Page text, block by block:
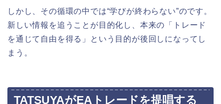
しかし、その循環の中では“学びが終わらない”のです。
新しい情報を追うことが目的化し、本来の「トレード
を通じて自由を得る」という目的が後回しになってし
まう。
TATSUYAがEAトレードを提唱する